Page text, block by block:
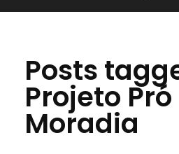
Posts
Projeto Pró
Moradia